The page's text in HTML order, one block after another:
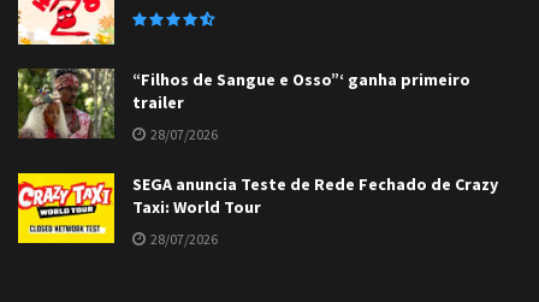
“Filhos de Sangue e Osso”‘ ganha primeiro
trailer
28/07/2026
SEGA anuncia Teste de Rede Fechado de Crazy
Taxi: World Tour
28/07/2026